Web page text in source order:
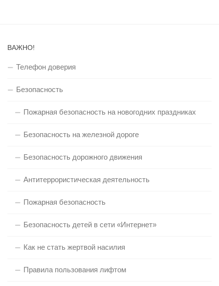
ВАЖНО!
Телефон доверия
Безопасность
Пожарная безопасность на новогодних праздниках
Безопасность на железной дороге
Безопасность дорожного движения
Антитеррористическая деятельность
Пожарная безопасность
Безопасность детей в сети «Интернет»
Как не стать жертвой насилия
Правила пользования лифтом